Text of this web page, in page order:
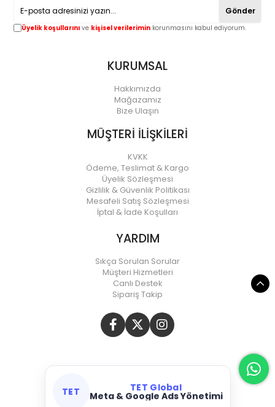
Gönder
Üyelik koşullarını ve kişisel verilerimin korunmasını kabul ediyorum.
KURUMSAL
Hakkımızda
Mağazamız
Bize Ulaşın
MÜŞTERİ İLİŞKİLERİ
KVKK
Ödeme, Teslimat & Kargo
Üyelik Sözleşmesi
Gizlilik & Güvenlik Politikası
Mesafeli Satış Sözleşmesi
İptal & İade Koşulları
YARDIM
Sıkça Sorulan Sorular
Müşteri Hizmetleri
Canlı Destek
Sipariş Takip
TET TET Global
Meta & Google Ads Yönetimi